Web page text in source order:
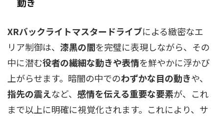
XRバックライトマスタードライブによる緻密なエ
リア制御は、 漆黒の闇を完璧に表現しながら、その
中に潜む役者の繊細な動きや表情を鮮やかに浮かび
上がらせます。暗闇の中でのわずかな目の動きや、
指先の震えなど、 感情を伝える重要な要素が、これ
まで以上に明確に視覚化されます。これにより、サ